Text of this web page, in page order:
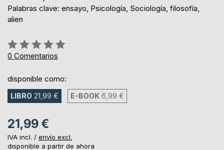
Palabras clave: ensayo, Psicología, Sociología, filosofía,
alien
Rating:
0%
0 Comentarios
disponible como:
LIBRO 21,99 € E-BOOK 6,99 €
21,99 €
IVA incl. / envío excl.
disponible a partir de ahora